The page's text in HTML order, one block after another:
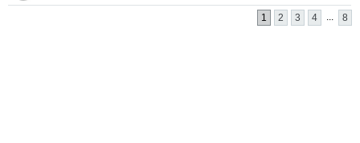
1 2 3 4 8